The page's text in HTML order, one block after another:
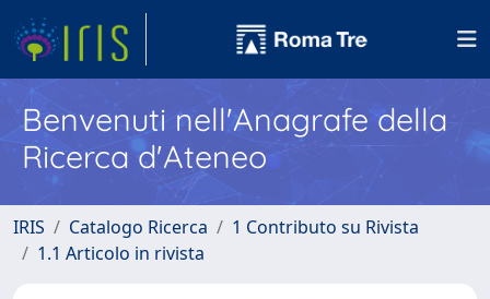
Benvenuti nell'Anagrafe della
Ricerca d'Ateneo
IRIS Catalogo Ricerca
1 Contributo su Rivista
1.1 Articolo in rivista